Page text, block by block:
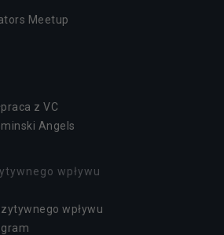
Meetup
z VC
Angels
wpływu
wpływu